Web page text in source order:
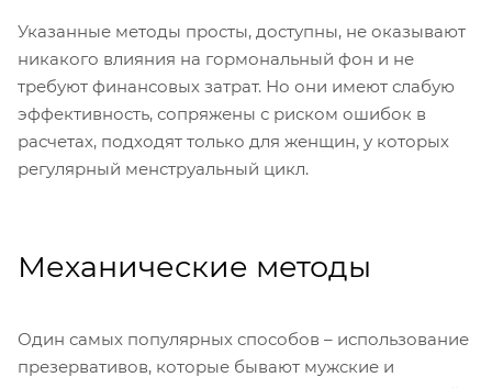
Указанные методы просты, доступны, не оказывают
никакого влияния на гормональный фон и не
требуют финансовых затрат. Но они имеют слабую
эффективность, сопряжены с риском ошибок в
расчетах, подходят только для женщин, у которых
регулярный менструальный цикл.
Механические методы
Один самых популярных способов – использование
презервативов, которые бывают мужские и